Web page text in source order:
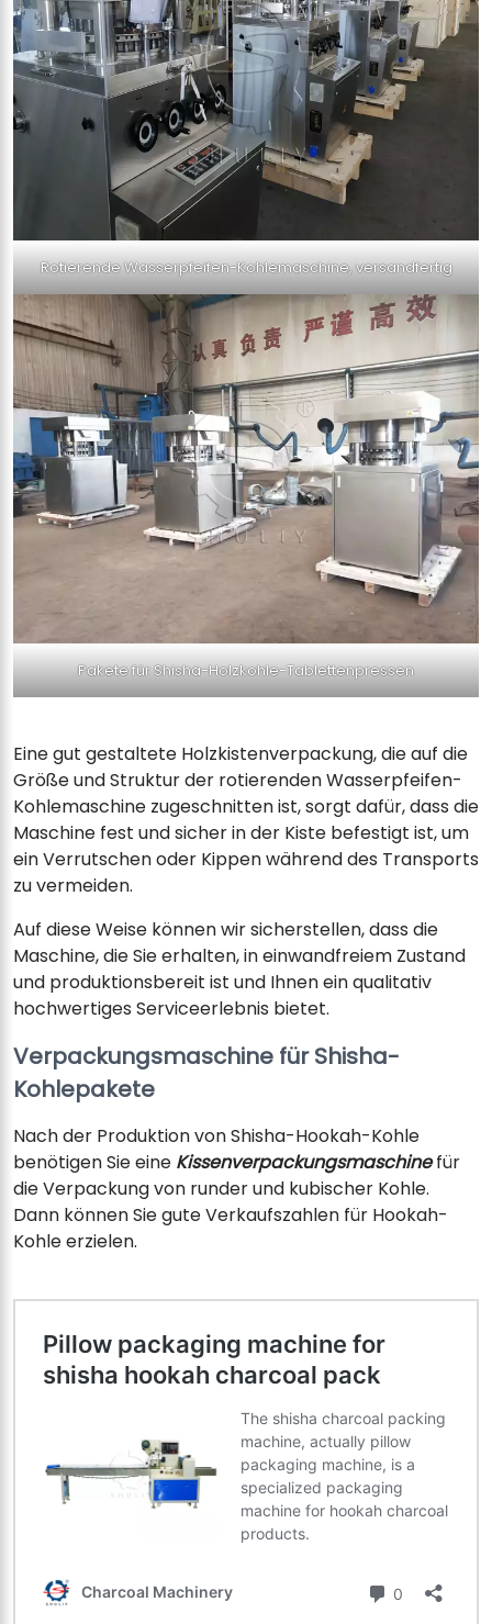
Rotierende Wasserpfeifen-Kohlemaschine, versandfertig
Pakete für Shisha-Holzkohle-Tablettenpressen
Eine gut gestaltete Holzkistenverpackung, die auf die
Größe und Struktur der rotierenden Wasserpfeifen-
Kohlemaschine zugeschnitten ist, sorgt dafür, dass die
Maschine fest und sicher in der Kiste befestigt ist, um
ein Verrutschen oder Kippen während des Transports
zu vermeiden.
Auf diese Weise können wir sicherstellen, dass die
Maschine, die Sie erhalten, in einwandfreiem Zustand
und produktionsbereit ist und Ihnen ein qualitativ
hochwertiges Serviceerlebnis bietet.
Verpackungsmaschine für Shisha-
Kohlepakete
Nach der Produktion von Shisha-Hookah-Kohle
benötigen Sie eine Kissenverpackungsmaschinefür
die Verpackung von runder und kubischer Kohle.
Dann können Sie gute Verkaufszahlen für Hookah-
Kohle erzielen.